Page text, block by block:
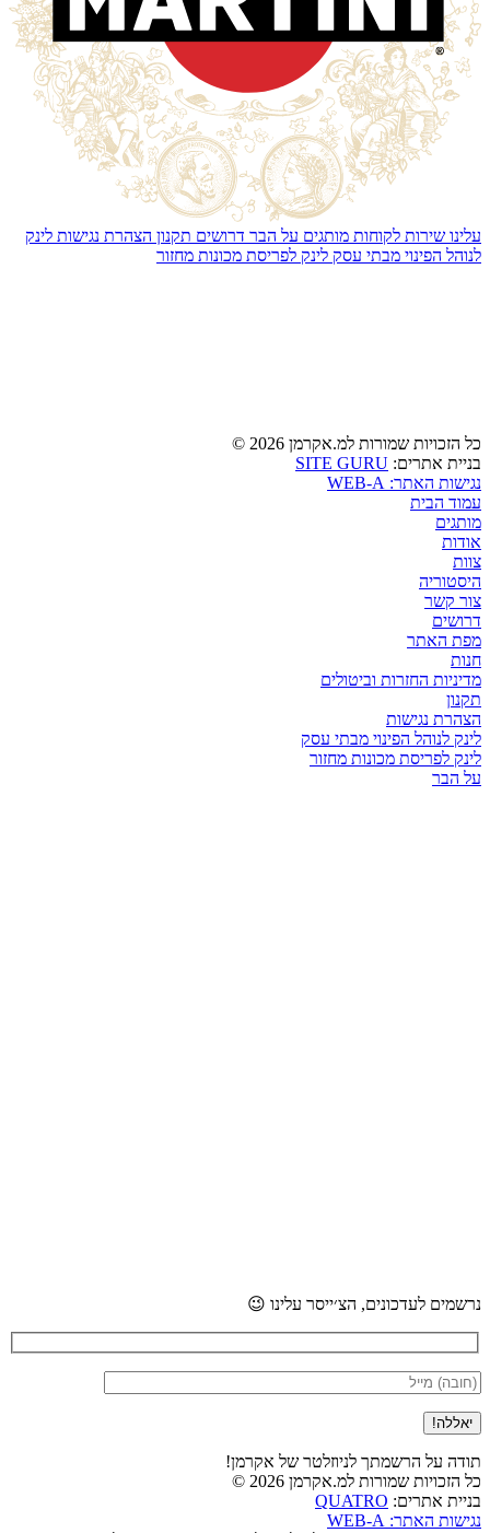
עלינו שירות לקוחות מותגים על הבר דרושים תקנון הצהרת נגישות לינק
לנוהל הפינוי מבתי עסק לינק לפריסת מכונות מחזור
כל הזכויות שמורות למ.אקרמן 2026 ©
בניית אתרים: SITE GURU
נגישות האתר: WEB-A
עמוד הבית
מותגים
אודות
צוות
היסטוריה
צור קשר
דרושים
מפת האתר
חנות
מדיניות החזרות וביטולים
תקנון
הצהרת נגישות
לינק לנוהל הפינוי מבתי עסק
לינק לפריסת מכונות מחזור
על הבר
נרשמים לעדכונים, הצ׳ייסר עלינו 😉
תודה על הרשמתך לניוזלטר של אקרמן!
כל הזכויות שמורות למ.אקרמן 2026 ©
בניית אתרים: QUATRO
נגישות האתר: WEB-A